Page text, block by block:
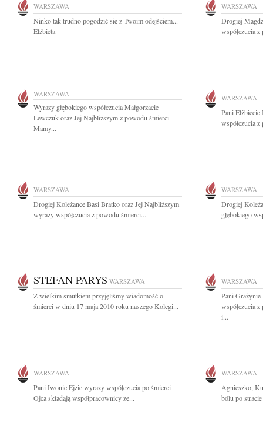
WARSZAWA
Ninko tak trudno pogodzić się z Twoim odejściem...
Elżbieta
WARSZAWA
Drogiej
współczucia
WARSZAWA
Wyrazy głębokiego współczucia Małgorzacie
Lewczuk oraz Jej Najbliższym z powodu śmierci
Mamy...
WARSZAWA
Pani
współczucia
WARSZAWA
Drogiej Koleżance Basi Bratko oraz Jej Najbliższym
wyrazy współczucia z powodu śmierci...
WARSZAWA
Drogiej
głębokiego
STEFAN PARYS WARSZAWA
Z wielkim smutkiem przyjęliśmy wiadomość o
śmierci w dniu 17 maja 2010 roku naszego Kolegi...
WARSZAWA
Pani Grażynie
współczucia
i...
WARSZAWA
Pani Iwonie Ejzie wyrazy współczucia po śmierci
Ojca składają współpracownicy ze...
WARSZAWA
Agnieszko,
bólu po